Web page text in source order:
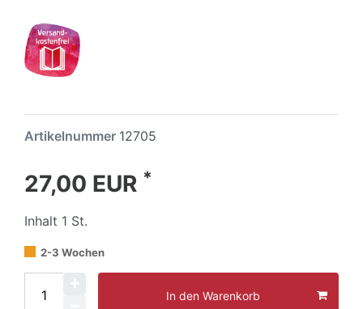
Artikelnummer 12705
27,00 EUR *
Inhalt 1 St.
2-3 Wochen
In den Warenkorb